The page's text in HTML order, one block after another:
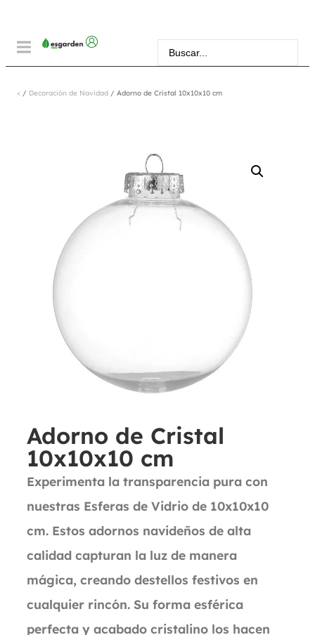
< / Decoración de Navidad / Adorno de Cristal 10x10x10 cm
Adorno de Cristal
10x10x10 cm
Experimenta la transparencia pura con
nuestras Esferas de Vidrio de 10x10x10
cm. Estos adornos navideños de alta
calidad capturan la luz de manera
mágica, creando destellos festivos en
cualquier rincón. Su forma esférica
perfecta y acabado cristalino los hacen